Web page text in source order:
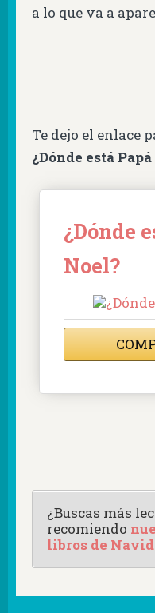
a lo que va a
Te dejo el enlace
¿Dónde está
¿Dónde
Noel?
¿Buscas más
recomiendo
libros de